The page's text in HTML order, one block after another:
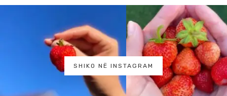
SHIKO NË INSTAGRAM